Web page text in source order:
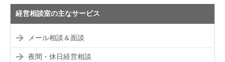
経営相談室の主なサービス
メール相談＆面談
夜間・休日経営相談